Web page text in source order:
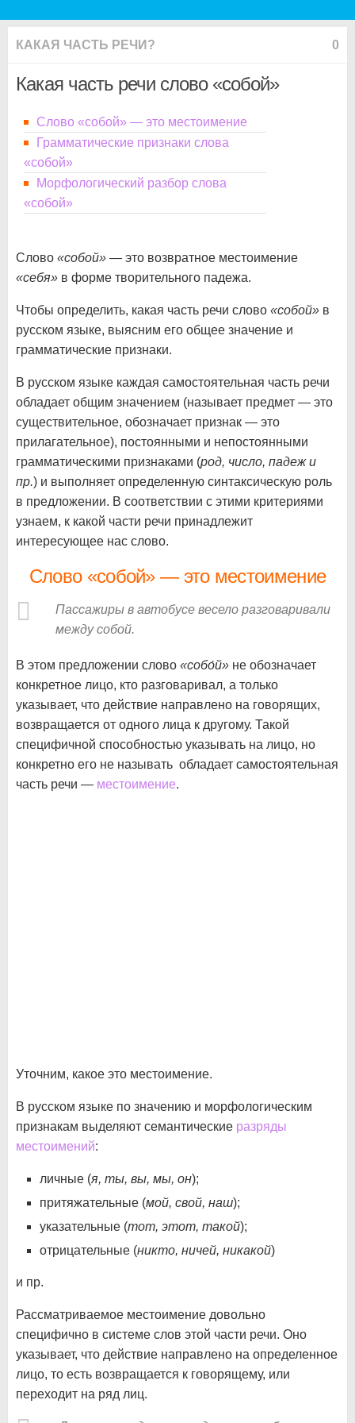
КАКАЯ ЧАСТЬ РЕЧИ? 0
Какая часть речи слово «собой»
Слово «собой» — это местоимение
Грамматические признаки слова
«собой»
Морфологический разбор слова
«собой»
Слово «собой» — это возвратное местоимение
«себя» в форме творительного падежа.
Чтобы определить, какая часть речи слово «собой» в
русском языке, выясним его общее значение и
грамматические признаки.
В русском языке каждая самостоятельная часть речи
обладает общим значением (называет предмет — это
существительное, обозначает признак — это
прилагательное), постоянными и непостоянными
грамматическими признаками (род, число, падеж и
пр.) и выполняет определенную синтаксическую роль
в предложении. В соответствии с этими критериями
узнаем, к какой части речи принадлежит
интересующее нас слово.
Слово «собой» — это местоимение
Пассажиры в автобусе весело разговаривали
между собой.
В этом предложении слово «собо́й» не обозначает
конкретное лицо, кто разговаривал, а только
указывает, что действие направлено на говорящих,
возвращается от одного лица к другому. Такой
специфичной способностью указывать на лицо, но
конкретно его не называть обладает самостоятельная
часть речи — местоимение.
Уточним, какое это местоимение.
В русском языке по значению и морфологическим
признакам выделяют семантические разряды
местоимений:
личные (я, ты, вы, мы, он);
притяжательные (мой, свой, наш);
указательные (тот, этот, такой);
отрицательные (никто, ничей, никакой)
и пр.
Рассматриваемое местоимение довольно
специфично в системе слов этой части речи. Оно
указывает, что действие направлено на определенное
лицо, то есть возвращается к говорящему, или
переходит на ряд лиц.